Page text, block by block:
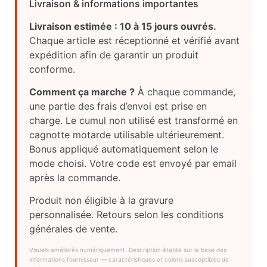
Livraison & informations importantes
Livraison estimée : 10 à 15 jours ouvrés.
Chaque article est réceptionné et vérifié avant
expédition afin de garantir un produit
conforme.
Comment ça marche ? À chaque commande,
une partie des frais d’envoi est prise en
charge. Le cumul non utilisé est transformé en
cagnotte motarde utilisable ultérieurement.
Bonus appliqué automatiquement selon le
mode choisi. Votre code est envoyé par email
après la commande.
Produit non éligible à la gravure
personnalisée. Retours selon les conditions
générales de vente.
Visuels améliorés numériquement. Description établie sur la base des
informations fournisseur — caractéristiques et coloris susceptibles de